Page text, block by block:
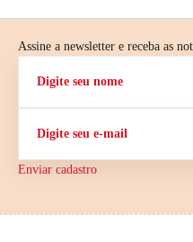
Assine a newsletter e receba as
Enviar cadastro